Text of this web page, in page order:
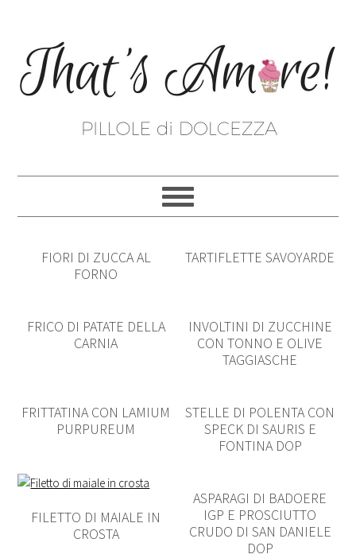
FIORI DI ZUCCA AL
FORNO
TARTIFLETTE SAVOYARDE
FRICO DI PATATE DELLA
CARNIA
INVOLTINI DI ZUCCHINE
CON TONNO E OLIVE
TAGGIASCHE
FRITTATINA CON LAMIUM
PURPUREUM
STELLE DI POLENTA CON
SPECK DI SAURIS E
FONTINA DOP
FILETTO DI MAIALE IN
CROSTA
ASPARAGI DI BADOERE
IGP E PROSCIUTTO
CRUDO DI SAN DANIELE
DOP